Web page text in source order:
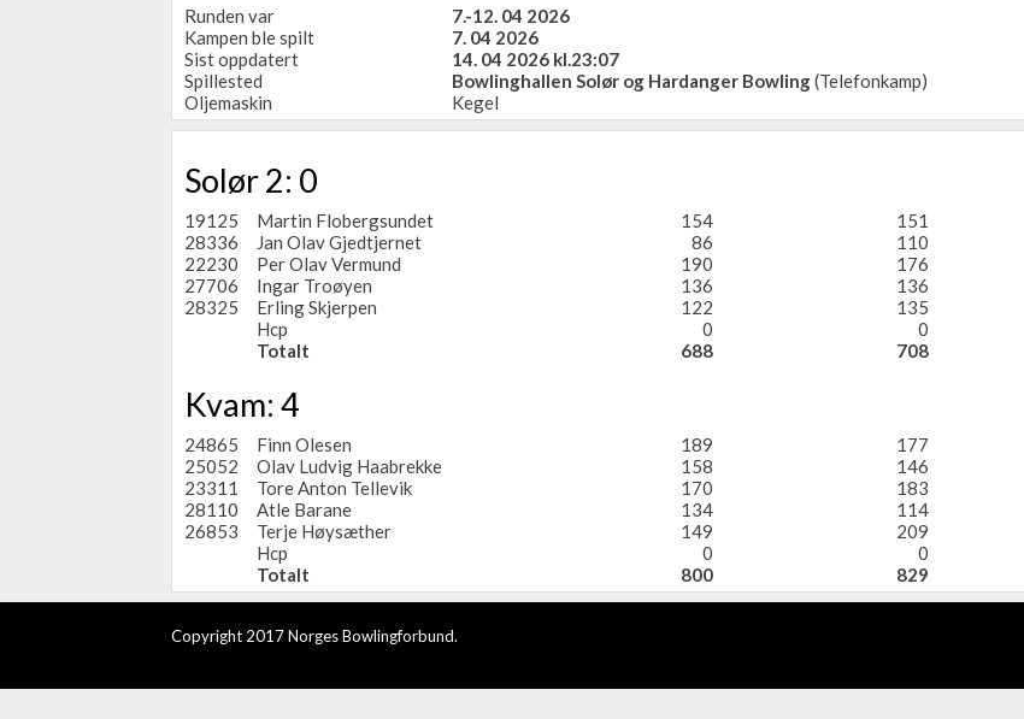
Runden var
7.-12. 04 2026
Kampen ble spilt
7. 04 2026
Sist oppdatert
14. 04 2026 kl.23:07
Spillested
Bowlinghallen Solør og Hardanger Bowling(Telefonkamp)
Oljemaskin
Kegel
Solør 2: 0
19125 Martin Flobergsundet 154 151
28336
Jan Olav Gjedtjernet 86 110
22230
Per Olav Vermund 190 176
27706
Ingar Troøyen 136 136
28325
Erling Skjerpen 122 135
Hcp
0 0
Totalt
688 708
Kvam: 4
24865 Finn Olesen 189 177
25052
Olav Ludvig Haabrekke 158 146
23311
Tore Anton Tellevik 170 183
28110
Atle Barane 134 114
26853
Terje Høysæther 149 209
Hcp
0 0
Totalt
800 829
Copyright 2017 Norges Bowlingforbund.